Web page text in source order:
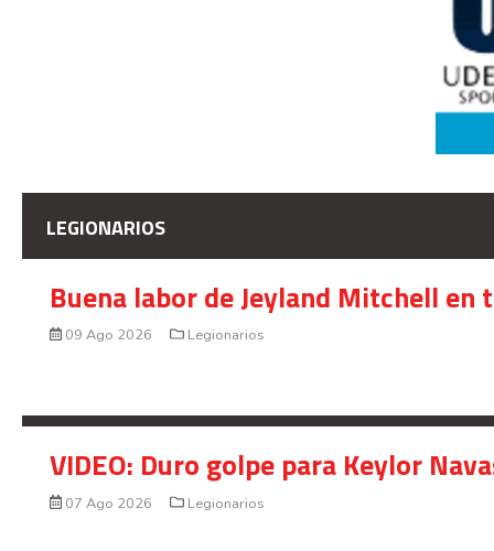
LEGIONARIOS
Buena labor de Jeyland Mitchell
09 Ago 2026 Legionarios
VIDEO: Duro golpe para Keylor
07 Ago 2026 Legionarios